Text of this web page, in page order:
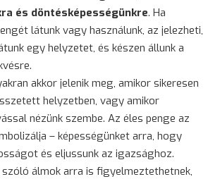
és döntésképességünkre. Ha
látunk vagy használunk, az jelezheti,
egy helyzetet, és készen állunk a
akkor jelenik meg, amikor sikeresen
helyzetben, vagy amikor
nézünk szembe. Az éles penge az
– képességünket arra, hogy
és eljussunk az igazsághoz.
álmok arra is figyelmeztethetnek,